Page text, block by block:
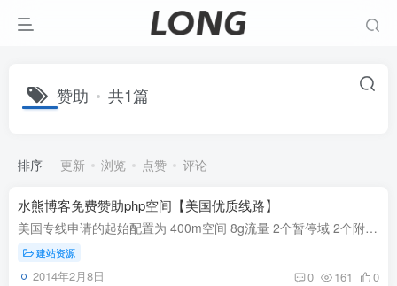
赞助 共1篇
排序 更新 浏览 点赞 评论
水熊博客免费赞助php空间【美国优质线路】
美国专线申请的起始配置为 400m空间 8g流量 2个暂停域 2个附加域 2个子域名 2个数据库 数据库共享空间大小 da面板 美国优质线路测试站：http://la.waterbear.in探针http://la.waterbear.in/tz.p...
建站资源
2014年2月8日 0 161 0